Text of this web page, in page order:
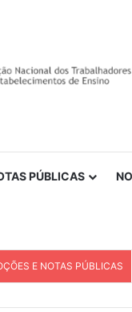
PÚBLICAS
E NOTAS PÚBLICAS